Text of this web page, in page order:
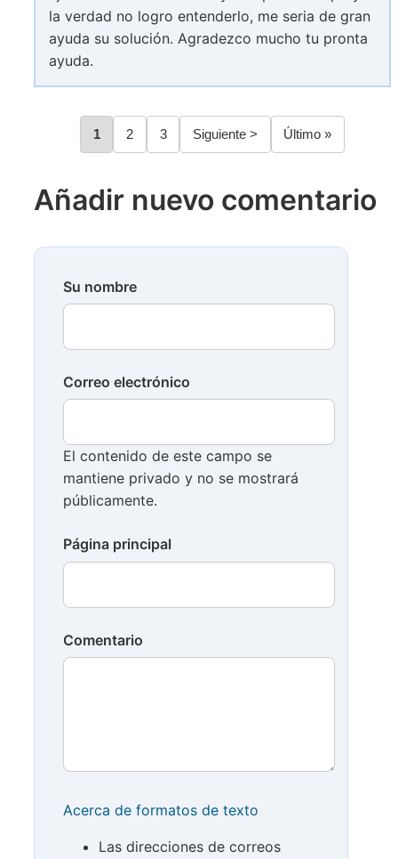
la verdad no logro entenderlo, me seria de gran
ayuda su solución. Agradezco mucho tu pronta
ayuda.
Paginación
Página
1 Página
2 Página
3
Siguiente
página
Siguiente >
Última
página
Último »
Añadir nuevo comentario
Su nombre
Correo electrónico
El contenido de este campo se
mantiene privado y no se mostrará
públicamente.
Página principal
Comentario
Acerca de formatos de texto
Las direcciones de correos